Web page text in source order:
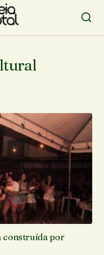
construída por